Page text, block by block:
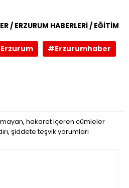
/ ERZURUM HABERLERİ / EĞİTİM
#Erzurumhaber
hakaret içeren cümleler
şiddete teşvik yorumları